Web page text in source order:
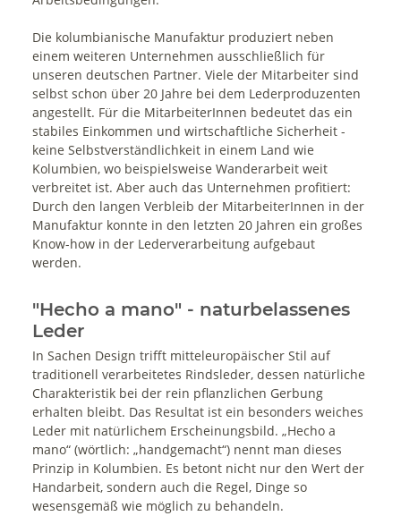
Die kolumbianische Manufaktur produziert neben
einem weiteren Unternehmen ausschließlich für
unseren deutschen Partner. Viele der Mitarbeiter sind
selbst schon über 20 Jahre bei dem Lederproduzenten
angestellt. Für die MitarbeiterInnen bedeutet das ein
stabiles Einkommen und wirtschaftliche Sicherheit -
keine Selbstverständlichkeit in einem Land wie
Kolumbien, wo beispielsweise Wanderarbeit weit
verbreitet ist. Aber auch das Unternehmen profitiert:
Durch den langen Verbleib der MitarbeiterInnen in der
Manufaktur konnte in den letzten 20 Jahren ein großes
Know-how in der Lederverarbeitung aufgebaut
werden.
"Hecho a mano" - naturbelassenes
Leder
In Sachen Design trifft mitteleuropäischer Stil auf
traditionell verarbeitetes Rindsleder, dessen natürliche
Charakteristik bei der rein pflanzlichen Gerbung
erhalten bleibt. Das Resultat ist ein besonders weiches
Leder mit natürlichem Erscheinungsbild. „Hecho a
mano“ (wörtlich: „handgemacht“) nennt man dieses
Prinzip in Kolumbien. Es betont nicht nur den Wert der
Handarbeit, sondern auch die Regel, Dinge so
wesensgemäß wie möglich zu behandeln.